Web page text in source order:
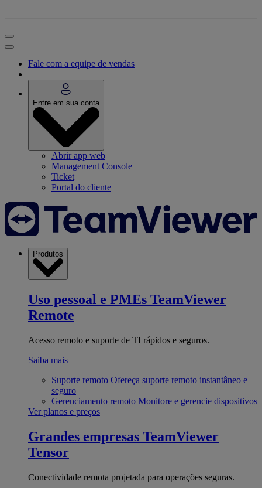
Fale com a equipe de vendas
Entre em sua conta
Abrir app web
Management Console
Ticket
Portal do cliente
Produtos
Uso pessoal e PMEs TeamViewer
Remote
Acesso remoto e suporte de TI rápidos e seguros.
Saiba mais
Suporte remoto Ofereça suporte remoto instantâneo e
seguro
Gerenciamento remoto Monitore e gerencie dispositivos
Ver planos e preços
Grandes empresas TeamViewer
Tensor
Conectividade remota projetada para operações seguras.